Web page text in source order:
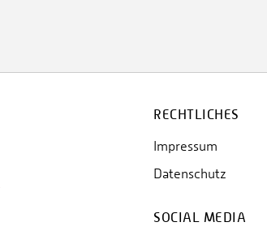
RECHTLICHES
Impressum
Datenschutz
SOCIAL MEDIA